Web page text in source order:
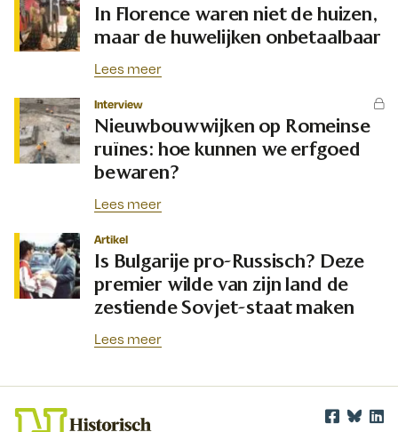
In Florence waren niet de huizen,
maar de huwelijken onbetaalbaar
Lees meer
Interview
Nieuwbouwwijken op Romeinse
ruïnes: hoe kunnen we erfgoed
bewaren?
Lees meer
Artikel
Is Bulgarije pro-Russisch? Deze
premier wilde van zijn land de
zestiende Sovjet-staat maken
Lees meer